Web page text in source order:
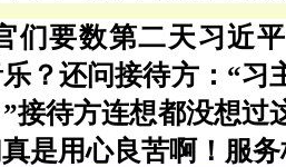
们要数第二天习近
？还问接待方：“习
接待方连想都没想过
是用心良苦啊！服